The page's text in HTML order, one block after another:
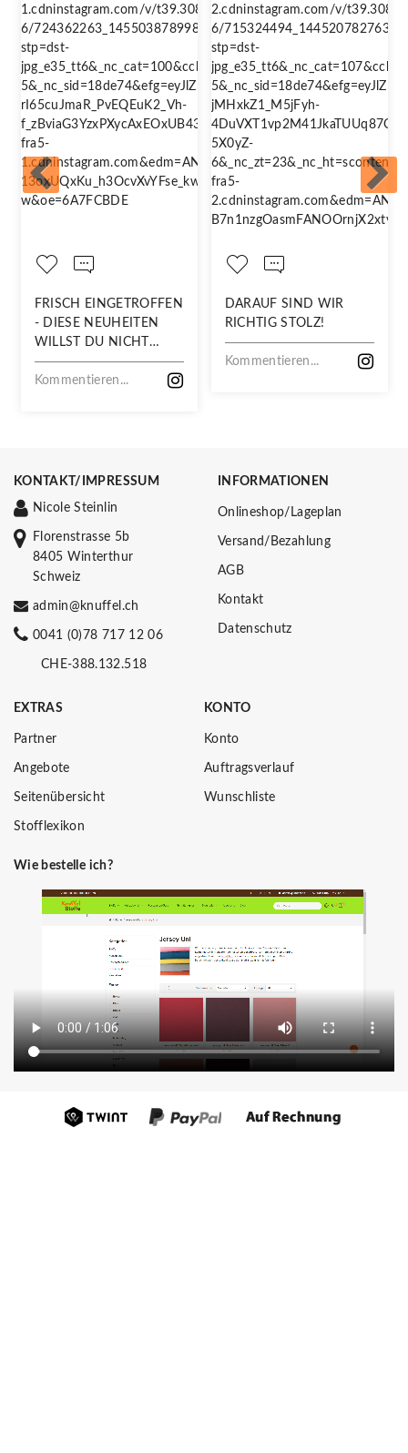
FRISCH EINGETROFFEN
- DIESE NEUHEITEN
WILLST DU NICHT
VERPASSEN!
Kommentieren...
DARAUF SIND WIR
RICHTIG STOLZ!
Kommentieren...
KONTAKT/IMPRESSUM
Nicole Steinlin
Florenstrasse 5b
8405 Winterthur
Schweiz
admin@knuffel.ch
0041 (0)78 717 12 06
CHE-388.132.518
INFORMATIONEN
Onlineshop/Lageplan
Versand/Bezahlung
AGB
Kontakt
Datenschutz
EXTRAS
Partner
Angebote
Seitenübersicht
Stofflexikon
KONTO
Konto
Auftragsverlauf
Wunschliste
Wie bestelle ich?